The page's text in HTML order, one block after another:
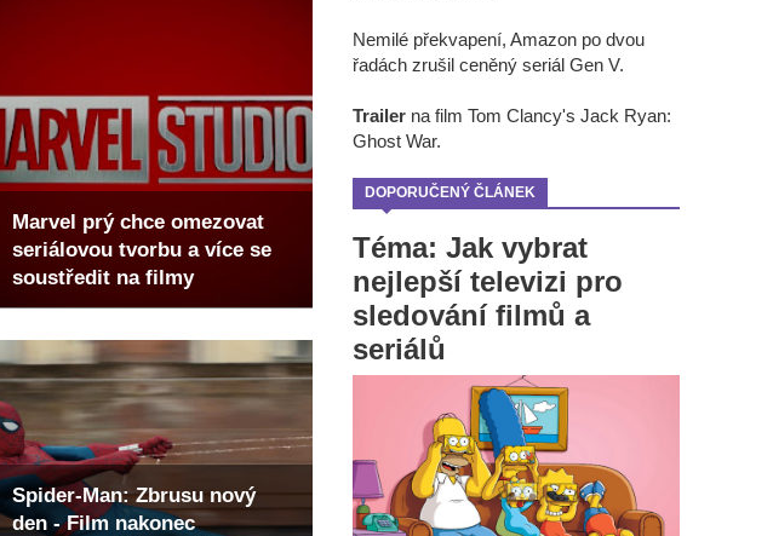
Marvel prý chce omezovat
seriálovou tvorbu a více se
soustředit na filmy
Spider-Man: Zbrusu nový
den - Film nakonec
Nemilé překvapení, Amazon po dvou
řadách zrušil ceněný seriál Gen V.
Trailer na film Tom Clancy's Jack Ryan:
Ghost War.
DOPORUČENÝ ČLÁNEK
Téma: Jak vybrat
nejlepší televizi pro
sledování filmů a
seriálů